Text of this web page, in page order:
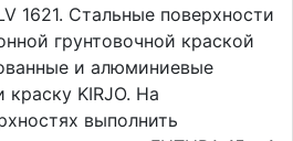
1621. Стальные поверхности
грунтовочной краской
и алюминиевые
краску KIRJO. На
выполнить